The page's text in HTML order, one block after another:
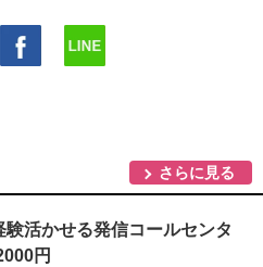
さらに見る
活かせる発信コールセンタ
円